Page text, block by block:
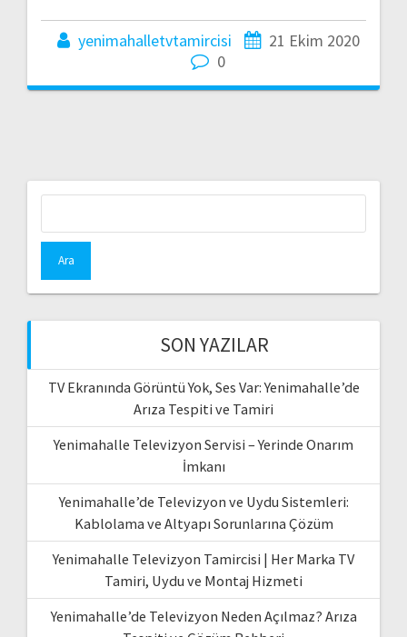
yenimahalletvtamircisi
21 Ekim 2020
0
SON YAZILAR
TV Ekranında Görüntü Yok, Ses Var: Yenimahalle’de
Arıza Tespiti ve Tamiri
Yenimahalle Televizyon Servisi – Yerinde Onarım
İmkanı
Yenimahalle’de Televizyon ve Uydu Sistemleri:
Kablolama ve Altyapı Sorunlarına Çözüm
Yenimahalle Televizyon Tamircisi | Her Marka TV
Tamiri, Uydu ve Montaj Hizmeti
Yenimahalle’de Televizyon Neden Açılmaz? Arıza